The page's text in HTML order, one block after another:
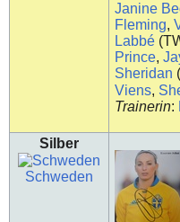
Janine
Fleming,
Labbé
Prince,
Sheridan
Viens,
Trainerin:
Silber
Schweden